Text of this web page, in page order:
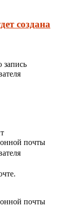
создана
запись
почты
почты